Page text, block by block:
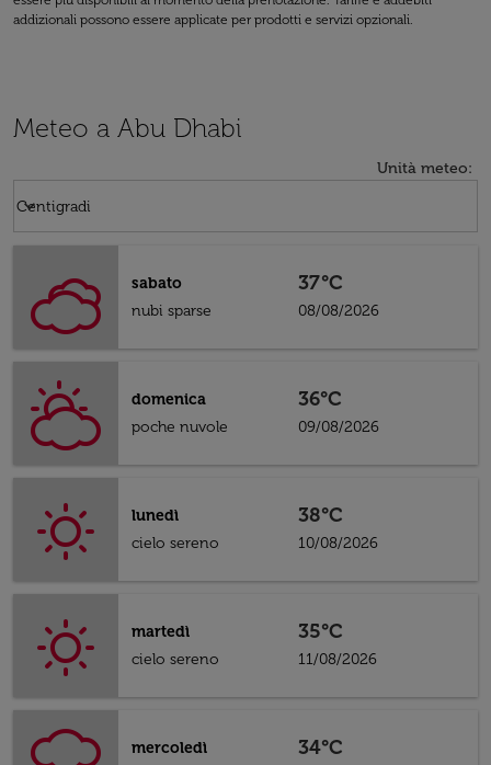
addizionali possono essere applicate per prodotti e servizi opzionali.
Meteo a Abu Dhabi
Unità meteo:
Centigradi
keyboard_arrow_down
sabato
nubi sparse
37°C
08/08/2026
domenica
poche nuvole
36°C
09/08/2026
lunedì
cielo sereno
38°C
10/08/2026
martedì
cielo sereno
35°C
11/08/2026
mercoledì
34°C